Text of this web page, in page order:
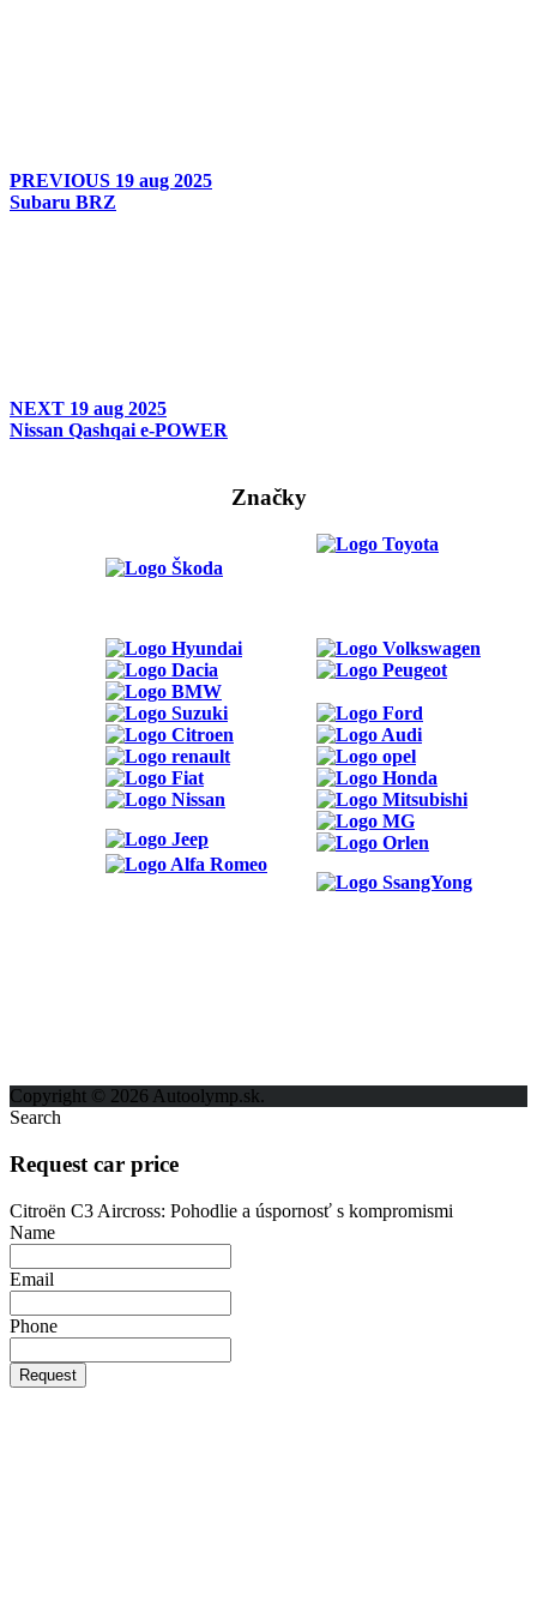
PREVIOUS 19 aug 2025
Subaru BRZ
NEXT 19 aug 2025
Nissan Qashqai e-POWER
Značky
Copyright © 2026 Autoolymp.sk.
Search
Request car price
Citroën C3 Aircross: Pohodlie a úspornosť s kompromismi
Name
Email
Phone
Request